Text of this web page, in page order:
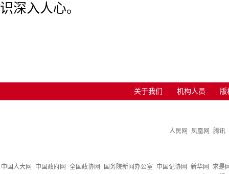
识深入人心。
关于我们 机构人员 版
人民网 凤凰网 腾讯
中国人大网 中国政府网 全国政协网 国务院新闻办公室 中国记协网 新华网
求是